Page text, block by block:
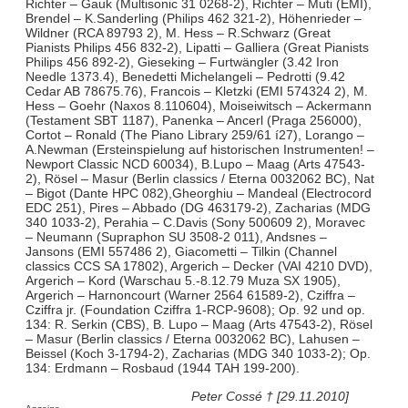
Richter – Gauk (Multisonic 31 0268-2), Richter – Muti (EMI),
Brendel – K.Sanderling (Philips 462 321-2), Höhenrieder –
Wildner (RCA 89793 2), M. Hess – R.Schwarz (Great
Pianists Philips 456 832-2), Lipatti – Galliera (Great Pianists
Philips 456 892-2), Gieseking – Furtwängler (3.42 Iron
Needle 1373.4), Benedetti Michelangeli – Pedrotti (9.42
Cedar AB 78675.76), Francois – Kletzki (EMI 574324 2), M.
Hess – Goehr (Naxos 8.110604), Moiseiwitsch – Ackermann
(Testament SBT 1187), Panenka – Ancerl (Praga 256000),
Cortot – Ronald (The Piano Library 259/61 í27), Lorango –
A.Newman (Ersteinspielung auf historischen Instrumenten! –
Newport Classic NCD 60034), B.Lupo – Maag (Arts 47543-
2), Rösel – Masur (Berlin classics / Eterna 0032062 BC), Nat
– Bigot (Dante HPC 082),Gheorghiu – Mandeal (Electrocord
EDC 251), Pires – Abbado (DG 463179-2), Zacharias (MDG
340 1033-2), Perahia – C.Davis (Sony 500609 2), Moravec
– Neumann (Supraphon SU 3508-2 011), Andsnes –
Jansons (EMI 557486 2), Giacometti – Tilkin (Channel
classics CCS SA 17802), Argerich – Decker (VAI 4210 DVD),
Argerich – Kord (Warschau 5.-8.12.79 Muza SX 1905),
Argerich – Harnoncourt (Warner 2564 61589-2), Cziffra –
Cziffra jr. (Foundation Cziffra 1-RCP-9608); Op. 92 und op.
134: R. Serkin (CBS), B. Lupo – Maag (Arts 47543-2), Rösel
– Masur (Berlin classics / Eterna 0032062 BC), Lahusen –
Beissel (Koch 3-1794-2), Zacharias (MDG 340 1033-2); Op.
134: Erdmann – Rosbaud (1944 TAH 199-200).
Peter Cossé † [29.11.2010]